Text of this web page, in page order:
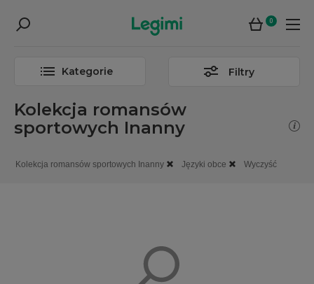
0
Kategorie Filtry
Kolekcja romansów
sportowych Inanny
Kolekcja romansów sportowych Inanny Języki obce Wyczyść